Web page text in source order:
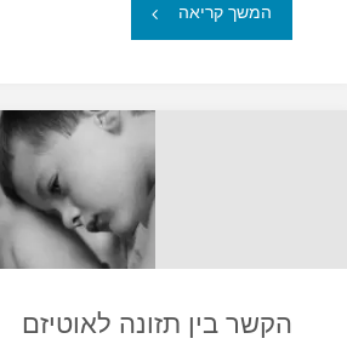
המשך קריאה "מצבם
ילדים
אוטיסטים"
הקשר בין תזונה לאוטיזם